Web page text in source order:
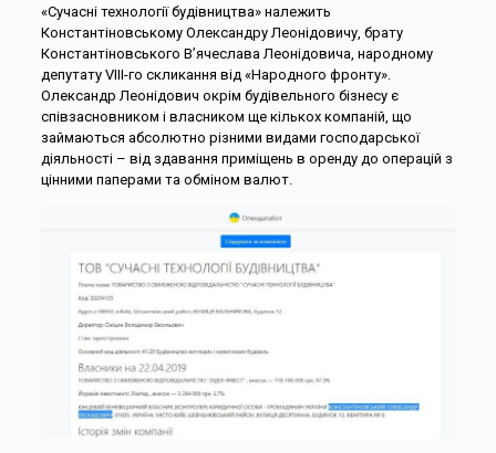
«Сучасні технології будівництва» належить
Константіновському Олександру Леонідовичу, брату
Константіновського В’ячеслава Леонідовича, народному
депутату VIII-го скликання від «Народного фронту».
Олександр Леонідович окрім будівельного бізнесу є
співзасновником і власником ще кількох компаній, що
займаються абсолютно різними видами господарської
діяльності – від здавання приміщень в оренду до операцій з
цінними паперами та обміном валют.